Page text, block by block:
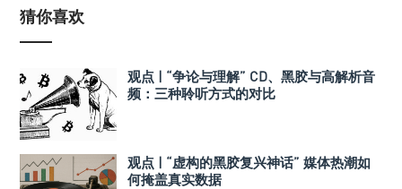
猜你喜欢
观点 | “争论与理解” CD、黑胶与高解析音
频：三种聆听方式的对比
观点 | “虚构的黑胶复兴神话” 媒体热潮如
何掩盖真实数据